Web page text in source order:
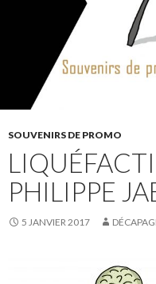
SOUVENIRS DE PROMO
PHILIPPE
5 JANVIER 2017